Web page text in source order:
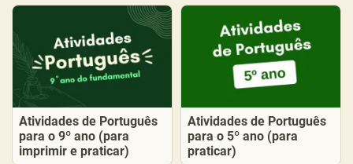
Atividades de Português
para o 9º ano (para
imprimir e praticar)
Atividades de Português
para o 5º ano (para
praticar)